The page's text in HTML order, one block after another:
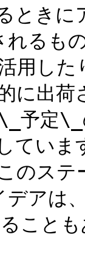
とき
るも
用し
に出
予定
てい
のス
デアは
こと